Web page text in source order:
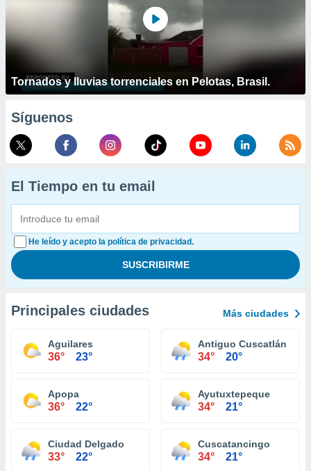
Tornados y lluvias torrenciales en Pelotas, Brasil.
Síguenos
El Tiempo en tu email
He leído y acepto la política de privacidad.
Principales ciudades Más ciudades
Aguilares
36° 23°
Antiguo Cuscatlán
34° 20°
Apopa
36° 22°
Ayutuxtepeque
34° 21°
Ciudad Delgado
33° 22°
Cuscatancingo
34° 21°